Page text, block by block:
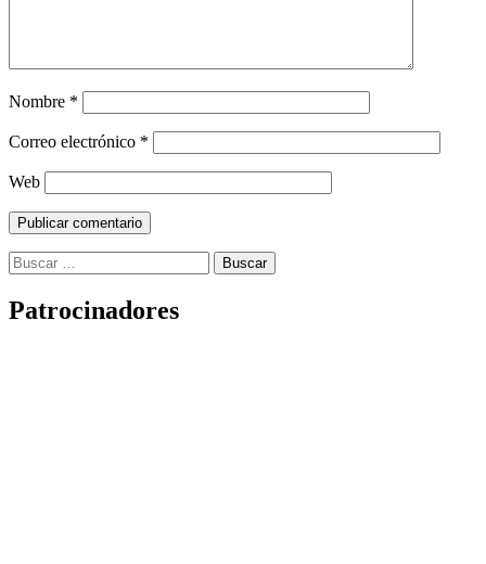
Nombre *
Correo electrónico *
Web
Buscar:
Patrocinadores